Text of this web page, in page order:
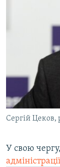
Сергій Цеков,
У свою чергу,
адміністрації